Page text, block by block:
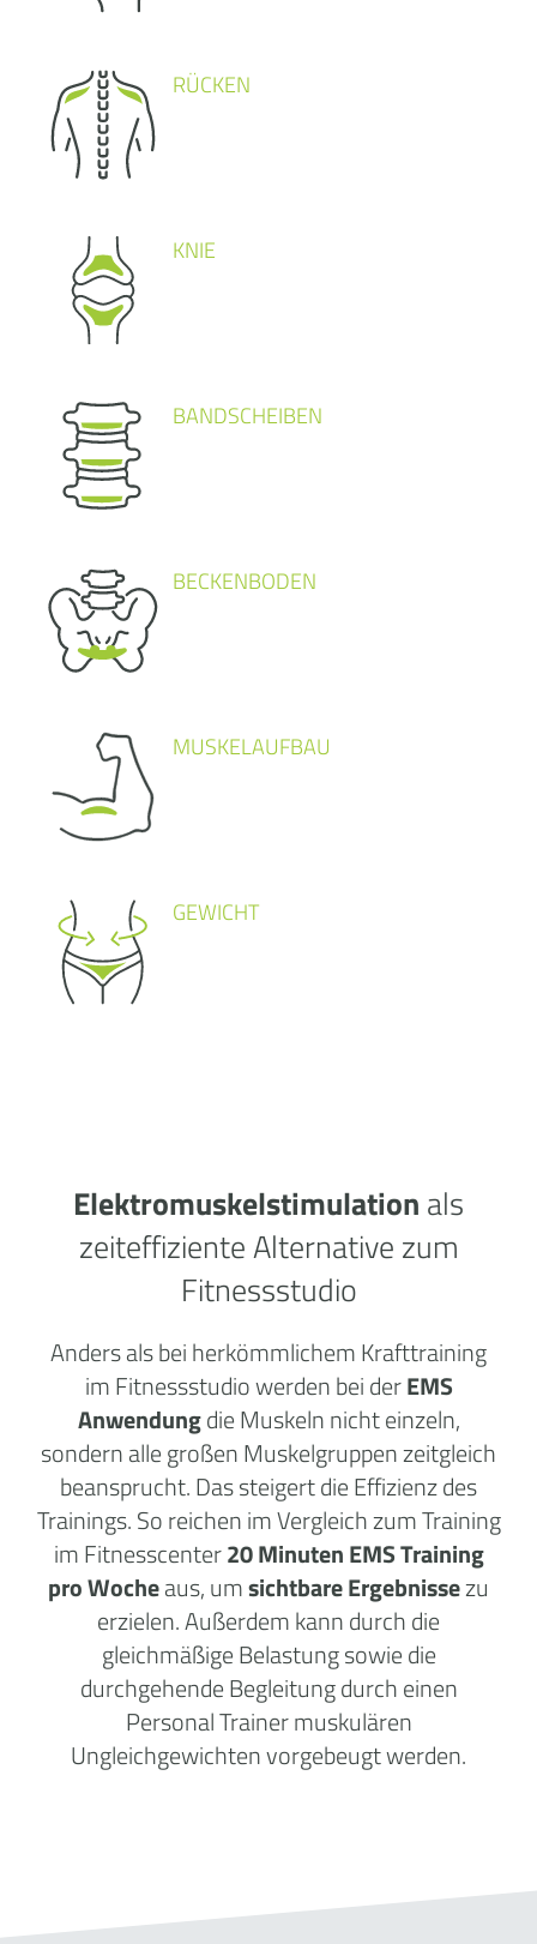
RÜCKEN
KNIE
BANDSCHEIBEN
BECKENBODEN
MUSKELAUFBAU
GEWICHT
Elektromuskelstimulation als
zeiteffiziente Alternative zum
Fitnessstudio
Anders als bei herkömmlichem Krafttraining
im Fitnessstudio werden bei derEMS
Anwendungdie Muskeln nicht einzeln,
sondern alle großen Muskelgruppen zeitgleich
beansprucht. Das steigert die Effizienz des
Trainings. So reichen im Vergleich zum Training
im Fitnesscenter20 Minuten EMS Training
pro Wocheaus, umsichtbare Ergebnissezu
erzielen. Außerdem kann durch die
gleichmäßige Belastung sowie die
durchgehende Begleitung durch einen
Personal Trainer muskulären
Ungleichgewichten vorgebeugt werden.